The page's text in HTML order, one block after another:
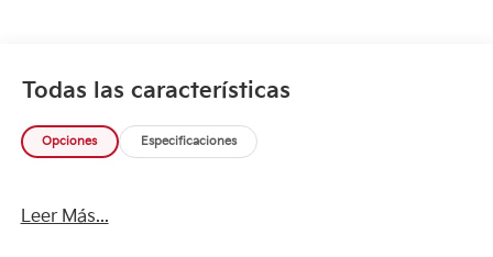
Todas las características
Opciones Especificaciones
Leer Más...